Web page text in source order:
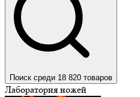
Поиск среди 18 820 товаров
Лаборатория ножей